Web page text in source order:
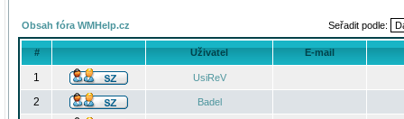
Obsah fóra WMHelp.cz Seřadit podle:
# Uživatel E-mail
1 UsiReV
2 Badel